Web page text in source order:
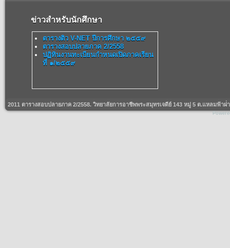
ข่าวสำหรับนักศึกษา
ตารางติว V-NET ปีการศึกษา ๒๕๕๙
ตารางสอบปลายภาค 2/2558
ปฏิทินงานทะเบียนกำหนดเปิดภาคเรียน
ที่ ๑/๒๕๕๙
2011 ตารางสอบปลายภาค 2/2558. วิทยาลัยการอาชีพพระสมุทรเจดีย์ 143 หมู่ 5 ต.แหลมฟ้า